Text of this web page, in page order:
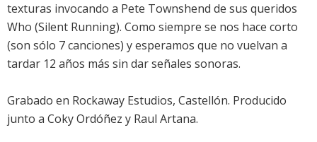
texturas invocando a Pete Townshend de sus queridos
Who (Silent Running). Como siempre se nos hace corto
(son sólo 7 canciones) y esperamos que no vuelvan a
tardar 12 años más sin dar señales sonoras.
Grabado en Rockaway Estudios, Castellón. Producido
junto a Coky Ordóñez y Raul Artana.